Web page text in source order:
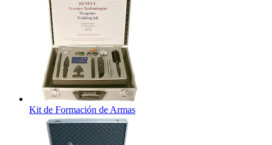
Kit de Formación de Armas